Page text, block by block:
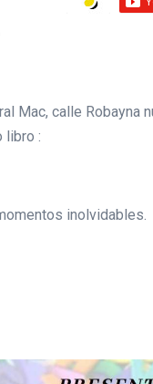
Mac, calle Robayna
libro :
inolvidables.